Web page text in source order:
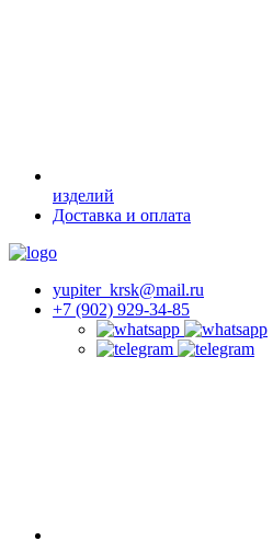
изделий
Доставка и оплата
yupiter_krsk@mail.ru
+7 (902) 929-34-85